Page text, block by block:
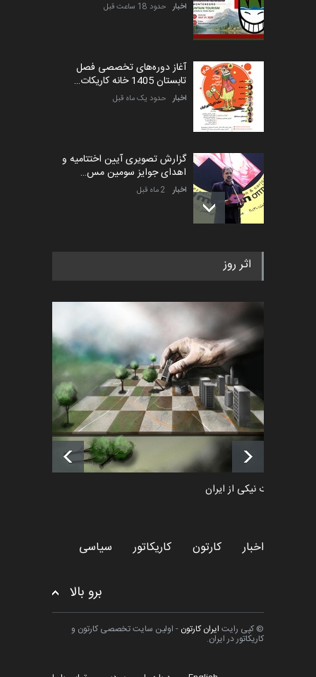
اخبار حدود 18 ساعت قبل
آغاز دوره‌های تخصصی فصل
تابستان 1405 خانه کاریکات…
اخبار حدود یک ماه قبل
گزارش تصویری آیین اختتامیه و
اهدای جوایز سومین مس…
اخبار 2 ماه قبل
به یاد اردوغان باشول (۱۹۳۶–
اخبار 2 ماه قبل
رویداد کارگاهی کارتون و پوستر
«ایران سربلند» به ا…
اخبار 6 ماه قبل
فراخوان رویداد کارگاهی کارتون و
پوستر "ایران سربل…
اخبار
اثر روز
طراوت نیکی از ایران
اخبار کارتون کاریکاتور سیاسی
برو بالا
© کپی رایت ایران کارتون - اولین سایت تخصصی کارتون و
کاریکاتور در ایران.